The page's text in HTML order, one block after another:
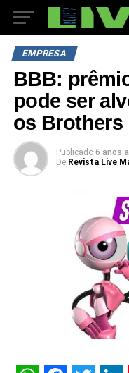
EMPRESA
BBB:
pode ser
os Brothers
Publicado 6 anos
De Revista Live